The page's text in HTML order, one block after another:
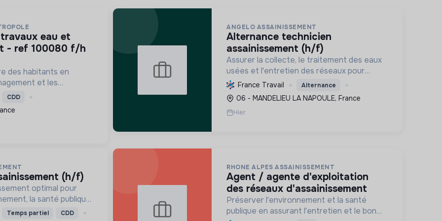
- ref 100080 f/h
des habitants en
et les
transition écologique
un avenir res...
CDD
ANGELO ASSAINISSEMENT
alternance technicien
assainissement (h/f)
Assurer la collecte, le traitement des eaux
usées et l'entretien des réseaux pour
protéger l'environnement et la santé
publique, tout en formant les
professionnels de demain.
France Travail Alternance
06 - MANDELIEU LA NAPOULE, France
Hier
(h/f)
optimal pour
la santé publique
tout en
Temps partiel CDD
RHONE ALPES ASSAINISSEMENT
agent / agente d'exploitation
des réseaux d'assainissement
Préserver l'environnement et la santé
publique en assurant l'entretien et le bon